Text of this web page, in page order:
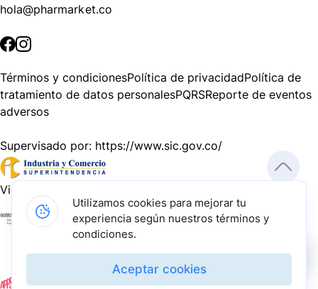
hola@pharmarket.co
Términos y condicionesPolítica de privacidadPolítica de
tratamiento de datos personalesPQRSReporte de eventos
adversos
Supervisado por: https://www.sic.gov.co/
Vigilado por:
Gracias a nuestros impulsadores, podemos presentarte la
solución tecnológica más avanzada para resolver los
desafíos farmacéuticos de la actualidad.
Utilizamos cookies para mejorar tu
experiencia según nuestros términos y
condiciones.
Aceptar cookies